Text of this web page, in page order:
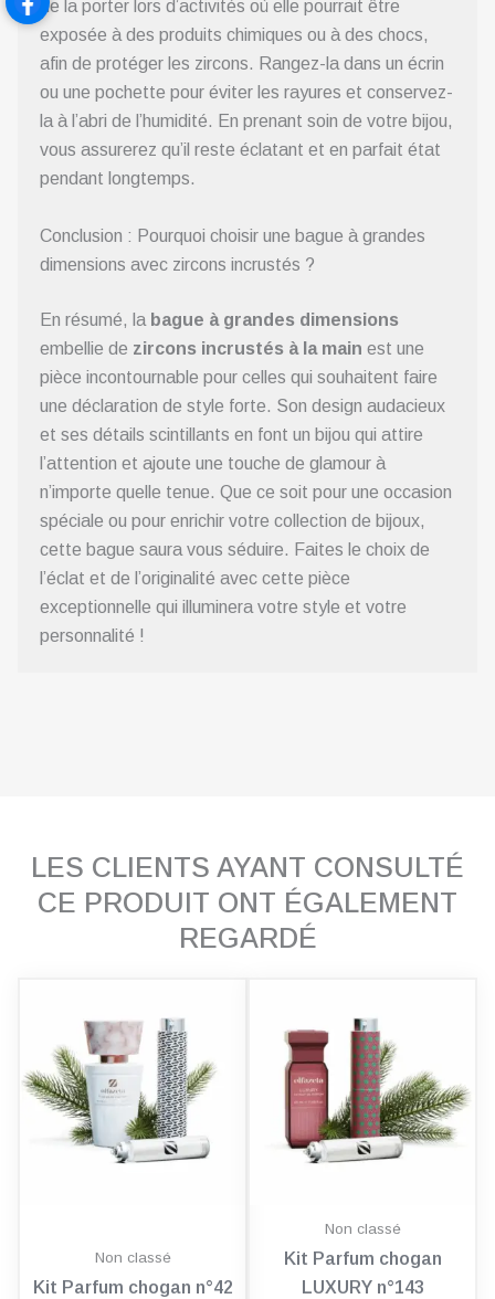
de la porter lors d’activités où elle pourrait être
exposée à des produits chimiques ou à des chocs,
afin de protéger les zircons. Rangez-la dans un écrin
ou une pochette pour éviter les rayures et conservez-
la à l’abri de l’humidité. En prenant soin de votre bijou,
vous assurerez qu’il reste éclatant et en parfait état
pendant longtemps.
Conclusion : Pourquoi choisir une bague à grandes
dimensions avec zircons incrustés ?
En résumé, la bague à grandes dimensions
embellie de zircons incrustés à la main est une
pièce incontournable pour celles qui souhaitent faire
une déclaration de style forte. Son design audacieux
et ses détails scintillants en font un bijou qui attire
l’attention et ajoute une touche de glamour à
n’importe quelle tenue. Que ce soit pour une occasion
spéciale ou pour enrichir votre collection de bijoux,
cette bague saura vous séduire. Faites le choix de
l’éclat et de l’originalité avec cette pièce
exceptionnelle qui illuminera votre style et votre
personnalité !
LES CLIENTS AYANT CONSULTÉ
CE PRODUIT ONT ÉGALEMENT
REGARDÉ
Non classé
Kit Parfum chogan n°42
Non classé
Kit Parfum chogan
LUXURY n°143